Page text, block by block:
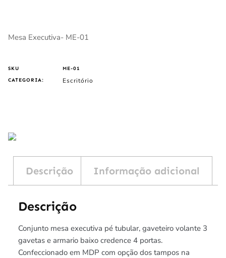
Mesa Executiva- ME-01
SKU
ME-01
CATEGORIA:
Escritório
Descrição Informação adicional
Descrição
Conjunto mesa executiva pé tubular, gaveteiro volante 3
gavetas e armario baixo credence 4 portas.
Confeccionado em MDP com opção dos tampos na